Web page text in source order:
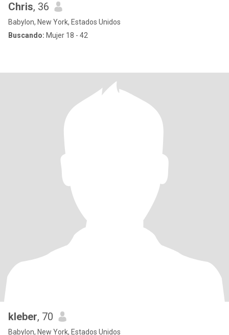
Chris, 36
Babylon, New York, Estados Unidos
Buscando: Mujer 18 - 42
kleber, 70
Babylon, New York, Estados Unidos